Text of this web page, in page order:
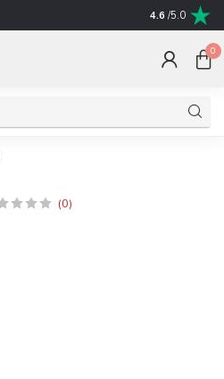
schnelle
4.6 /5.0
0
(0)